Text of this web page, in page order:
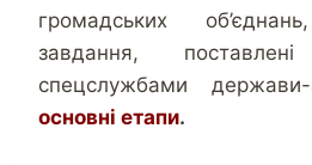
громадських
завдання,
спецслужбами
основні етапи.